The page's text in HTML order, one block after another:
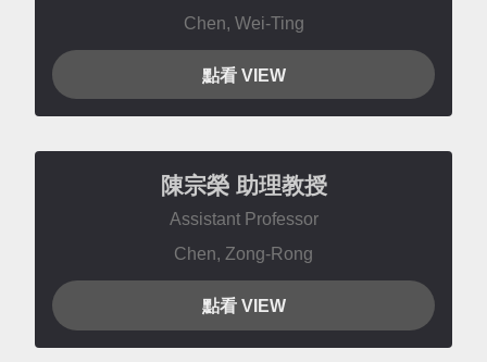
Chen, Wei-Ting
點看 VIEW
陳宗榮 助理教授
Assistant Professor
Chen, Zong-Rong
點看 VIEW